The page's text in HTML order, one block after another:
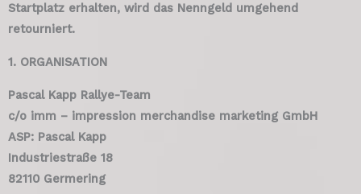
Startplatz erhalten, wird das Nenngeld umgehend
retourniert.
1. ORGANISATION
Pascal Kapp Rallye-Team
c/o imm – impression merchandise marketing GmbH
ASP: Pascal Kapp
Industriestraße 18
82110 Germering